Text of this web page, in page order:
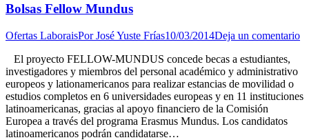
Bolsas Fellow Mundus
Ofertas LaboraisPorJosé Yuste Frías10/03/2014Deja un comentario
El proyecto FELLOW-MUNDUS concede becas a estudiantes,
investigadores y miembros del personal académico y administrativo
europeos y lationamericanos para realizar estancias de movilidad o
estudios completos en 6 universidades europeas y en 11 instituciones
latinoamericanas, gracias al apoyo financiero de la Comisión
Europea a través del programa Erasmus Mundus. Los candidatos
latinoamericanos podrán candidatarse…